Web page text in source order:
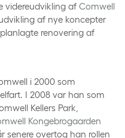
videreudvikling af Comwell
af nye koncepter
renovering af
i 2000 som
I 2008 var han som
Kellers Park,
Kongebrogaarden
senere overtog han rollen